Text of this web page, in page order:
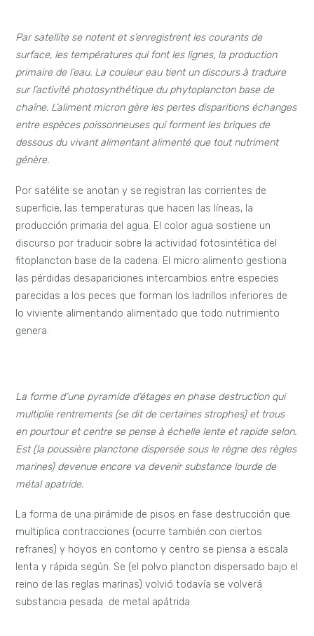
Par satellite se notent et s’enregistrent les courants de
surface, les températures qui font les lignes, la production
primaire de l’eau. La couleur eau tient un discours à traduire
sur l’activité photosynthétique du phytoplancton base de
chaîne. L’aliment micron gère les pertes disparitions échanges
entre espèces poissonneuses qui forment les briques de
dessous du vivant alimentant alimenté que tout nutriment
génère.
Por satélite se anotan y se registran las corrientes de
superficie, las temperaturas que hacen las líneas, la
producción primaria del agua. El color agua sostiene un
discurso por traducir sobre la actividad fotosintética del
fitoplancton base de la cadena. El micro alimento gestiona
las pérdidas desapariciones intercambios entre especies
parecidas a los peces que forman los ladrillos inferiores de
lo viviente alimentando alimentado que todo nutrimiento
genera.
La forme d’une pyramide d’étages en phase destruction qui
multiplie rentrements (se dit de certaines strophes) et trous
en pourtour et centre se pense à échelle lente et rapide selon.
Est (la poussière planctone dispersée sous le règne des règles
marines) devenue encore va devenir substance lourde de
métal apatride.
La forma de una pirámide de pisos en fase destrucción que
multiplica contracciones (ocurre también con ciertos
refranes) y hoyos en contorno y centro se piensa a escala
lenta y rápida según. Se (el polvo plancton dispersado bajo el
reino de las reglas marinas) volvió todavía se volverá
substancia pesada de metal apátrida.